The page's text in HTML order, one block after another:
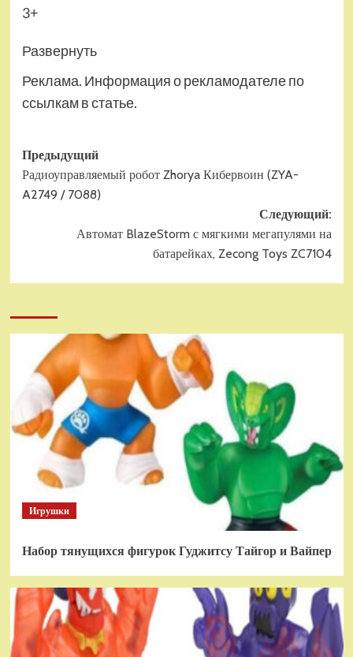
3+
Развернуть
Реклама. Информация о рекламодателе по
ссылкам в статье.
Навигация
записи
Предыдущий
Радиоуправляемый робот Zhorya Кибервоин (ZYA-
A2749 / 7088)
Следующий:
Автомат BlazeStorm с мягкими мегапулями на
батарейках, Zecong Toys ZC7104
Игрушки
Набор тянущихся фигурок Гуджитсу Тайгор и Вайпер